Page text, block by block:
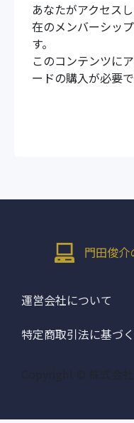
あなたがアクセス
在のメンバーシッ
す。
このコンテンツに
ードの購入が必要で
門田俊介
運営会社について
特定商取引法に基づ
Copyright © 株式会